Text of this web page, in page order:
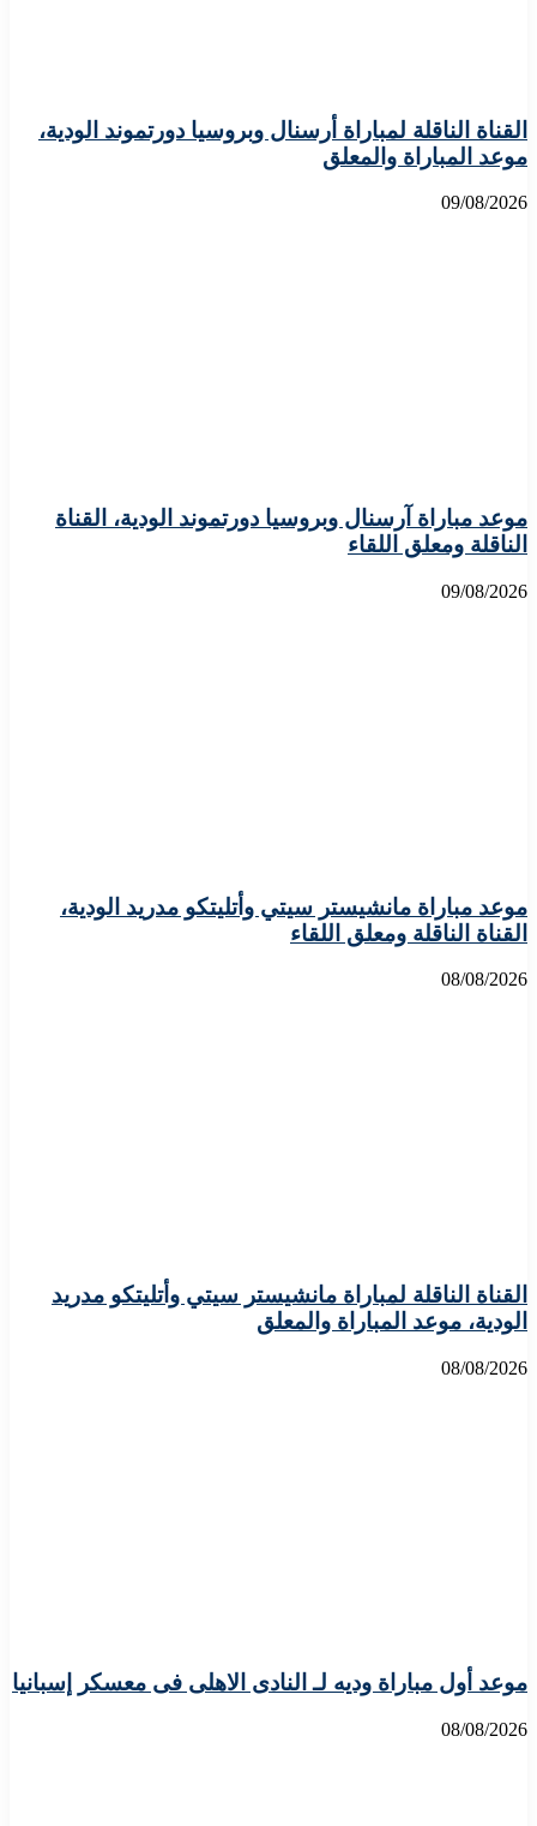
القناة الناقلة لمباراة أرسنال وبروسيا دورتموند الودية،
موعد المباراة والمعلق
09/08/2026
موعد مباراة آرسنال وبروسيا دورتموند الودية، القناة
الناقلة ومعلق اللقاء
09/08/2026
موعد مباراة مانشيستر سيتي وأتليتكو مدريد الودية،
القناة الناقلة ومعلق اللقاء
08/08/2026
القناة الناقلة لمباراة مانشيستر سيتي وأتليتكو مدريد
الودية، موعد المباراة والمعلق
08/08/2026
موعد أول مباراة وديه لـ النادى الاهلى فى معسكر إسبانيا
08/08/2026